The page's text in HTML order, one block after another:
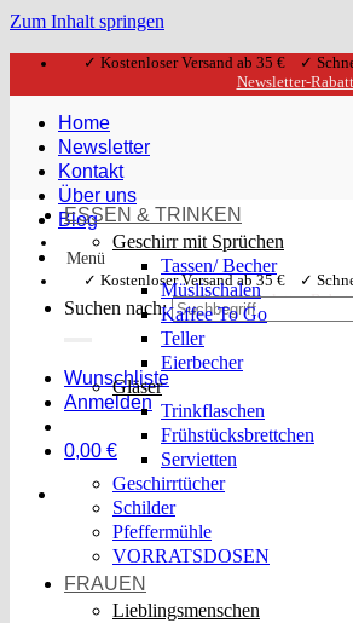
Zum Inhalt springen
✓ Kostenloser Versand ab 35 € ✓
Newsletter-Rabatt
Home
Newsletter
Kontakt
Über uns
Blog
✓ Kostenloser Versand ab 35 € ✓
Newsletter-Rabatt
Menü
Suchen nach:
Wunschliste
Anmelden
0,00 €
ESSEN & TRINKEN
Geschirr mit Sprüchen
Tassen/ Becher
Müslischalen
Kaffee To Go
Teller
Eierbecher
Gläser
Trinkflaschen
Frühstücksbrettchen
Servietten
Geschirrtücher
Schilder
Pfeffermühle
VORRATSDOSEN
FRAUEN
Lieblingsmenschen